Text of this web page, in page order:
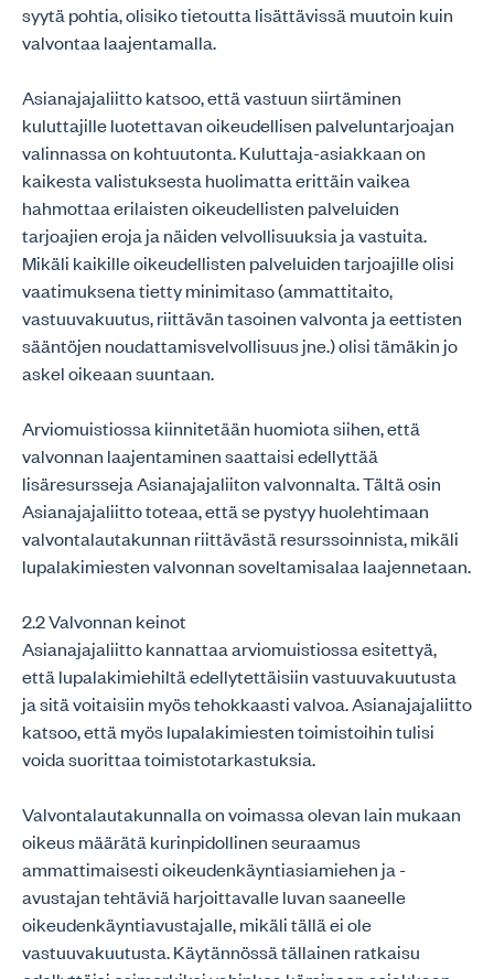
syytä pohtia, olisiko tietoutta lisättävissä muutoin kuin
valvontaa laajentamalla.
Asianajajaliitto katsoo, että vastuun siirtäminen
kuluttajille luotettavan oikeudellisen palveluntarjoajan
valinnassa on kohtuutonta. Kuluttaja-asiakkaan on
kaikesta valistuksesta huolimatta erittäin vaikea
hahmottaa erilaisten oikeudellisten palveluiden
tarjoajien eroja ja näiden velvollisuuksia ja vastuita.
Mikäli kaikille oikeudellisten palveluiden tarjoajille olisi
vaatimuksena tietty minimitaso (ammattitaito,
vastuuvakuutus, riittävän tasoinen valvonta ja eettisten
sääntöjen noudattamisvelvollisuus jne.) olisi tämäkin jo
askel oikeaan suuntaan.
Arviomuistiossa kiinnitetään huomiota siihen, että
valvonnan laajentaminen saattaisi edellyttää
lisäresursseja Asianajajaliiton valvonnalta. Tältä osin
Asianajajaliitto toteaa, että se pystyy huolehtimaan
valvontalautakunnan riittävästä resurssoinnista, mikäli
lupalakimiesten valvonnan soveltamisalaa laajennetaan.
2.2 Valvonnan keinot
Asianajajaliitto kannattaa arviomuistiossa esitettyä,
että lupalakimiehiltä edellytettäisiin vastuuvakuutusta
ja sitä voitaisiin myös tehokkaasti valvoa. Asianajajaliitto
katsoo, että myös lupalakimiesten toimistoihin tulisi
voida suorittaa toimistotarkastuksia.
Valvontalautakunnalla on voimassa olevan lain mukaan
oikeus määrätä kurinpidollinen seuraamus
ammattimaisesti oikeudenkäyntiasiamiehen ja -
avustajan tehtäviä harjoittavalle luvan saaneelle
oikeudenkäyntiavustajalle, mikäli tällä ei ole
vastuuvakuutusta. Käytännössä tällainen ratkaisu